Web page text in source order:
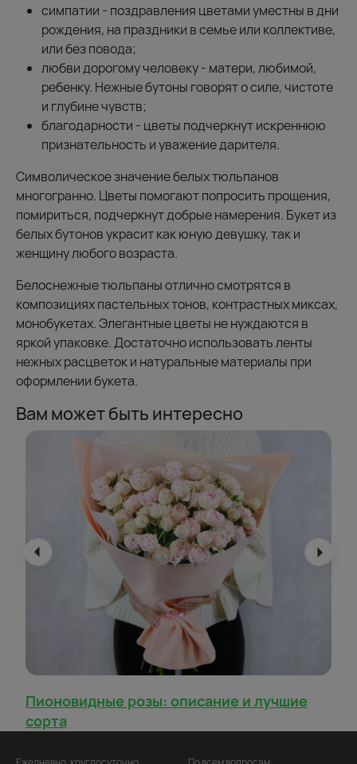
симпатии - поздравления цветами уместны в дни
рождения, на праздники в семье или коллективе,
или без повода;
любви дорогому человеку - матери, любимой,
ребенку. Нежные бутоны говорят о силе, чистоте
и глубине чувств;
благодарности - цветы подчеркнут искреннюю
признательность и уважение дарителя.
Символическое значение белых тюльпанов
многогранно. Цветы помогают попросить прощения,
помириться, подчеркнут добрые намерения. Букет из
белых бутонов украсит как юную девушку, так и
женщину любого возраста.
Белоснежные тюльпаны отлично смотрятся в
композициях пастельных тонов, контрастных миксах,
монобукетах. Элегантные цветы не нуждаются в
яркой упаковке. Достаточно использовать ленты
нежных расцветок и натуральные материалы при
оформлении букета.
Вам может быть интересно
Пионовидные розы: описание и лучшие
сорта